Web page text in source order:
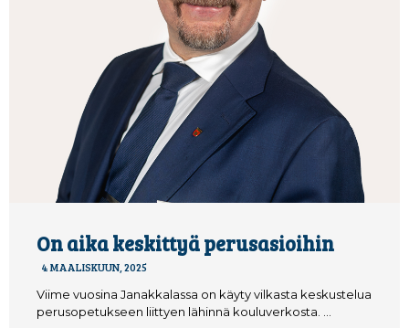
On aika keskittyä perusasioihin
4 MAALISKUUN, 2025
Viime vuosina Janakkalassa on käyty vilkasta keskustelua
perusopetukseen liittyen lähinnä kouluverkosta. …